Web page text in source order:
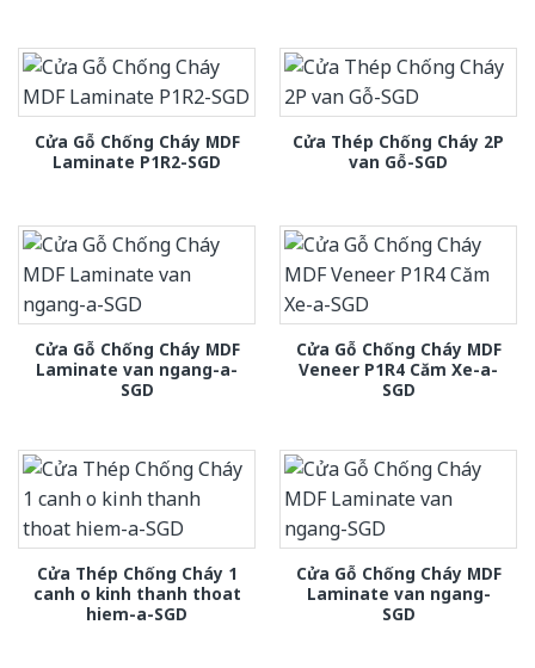
Cửa Gỗ Chống Cháy MDF
Laminate P1R2-SGD
Cửa Thép Chống Cháy 2P
van Gỗ-SGD
Cửa Gỗ Chống Cháy MDF
Laminate van ngang-a-
SGD
Cửa Gỗ Chống Cháy MDF
Veneer P1R4 Căm Xe-a-
SGD
Cửa Thép Chống Cháy 1
canh o kinh thanh thoat
hiem-a-SGD
Cửa Gỗ Chống Cháy MDF
Laminate van ngang-
SGD